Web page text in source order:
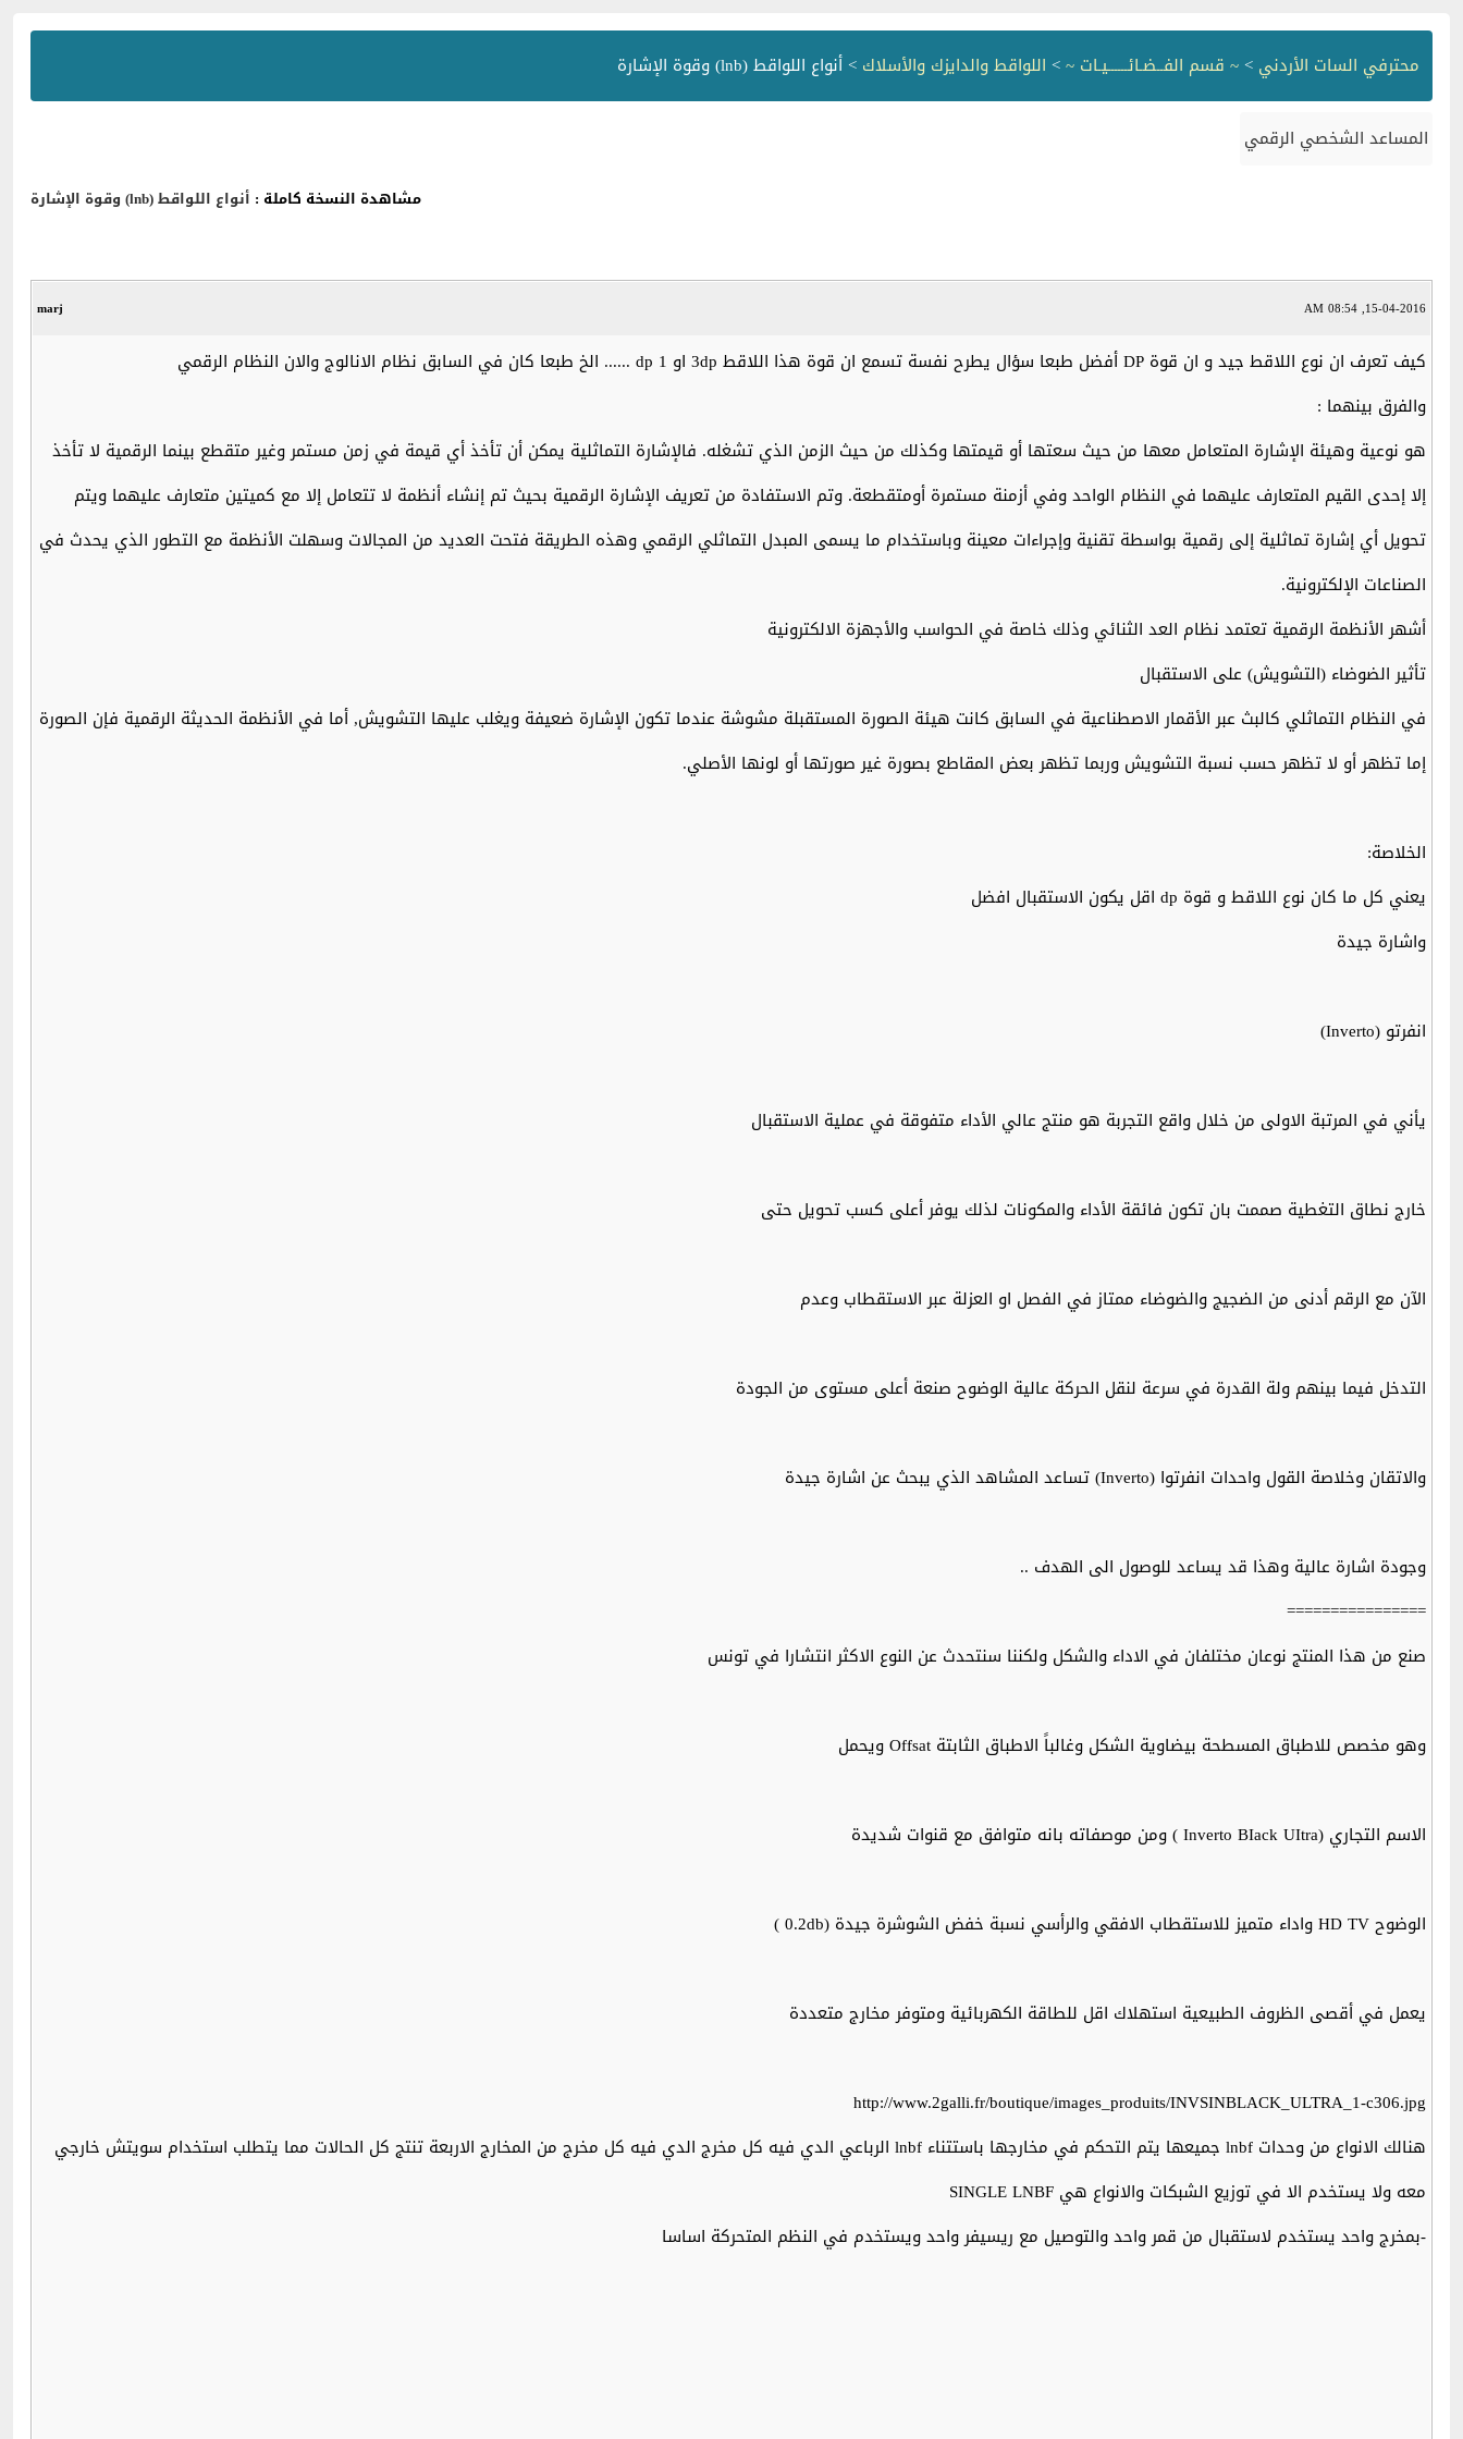
محترفي السات الأردني >~ قسم الفــضـائــــــيـات ~> اللواقط والدايزك والأسلاك > أنواع اللواقط (lnb) وقوة الإشارة
المساعد الشخصي الرقمي
مشاهدة النسخة كاملة : أنواع اللواقط (lnb) وقوة الإشارة
marj 15-04-2016, 08:54 AM
كيف تعرف ان نوع اللاقط جيد و ان قوة DP أفضل طبعا سؤال يطرح نفسة تسمع ان قوة هذا اللاقط 3dp او 1 dp ...... الخ طبعا كان في السابق نظام الانالوج والان النظام الرقمي
والفرق بينهما :
هو نوعية وهيئة الإشارة المتعامل معها من حيث سعتها أو قيمتها وكذلك من حيث الزمن الذي تشغله. فالإشارة التماثلية يمكن أن تأخذ أي قيمة في زمن مستمر وغير متقطع بينما الرقمية لا تأخذ
إلا إحدى القيم المتعارف عليهما في النظام الواحد وفي أزمنة مستمرة أومتقطعة. وتم الاستفادة من تعريف الإشارة الرقمية بحيث تم إنشاء أنظمة لا تتعامل إلا مع كميتين متعارف عليهما ويتم
تحويل أي إشارة تماثلية إلى رقمية بواسطة تقنية وإجراءات معينة وباستخدام ما يسمى المبدل التماثلي الرقمي وهذه الطريقة فتحت العديد من المجالات وسهلت الأنظمة مع التطور الذي يحدث في
الصناعات الإلكترونية.
أشهر الأنظمة الرقمية تعتمد نظام العد الثنائي وذلك خاصة في الحواسب والأجهزة الالكترونية
تأثير الضوضاء (التشويش) على الاستقبال
في النظام التماثلي كالبث عبر الأقمار الاصطناعية في السابق كانت هيئة الصورة المستقبلة مشوشة عندما تكون الإشارة ضعيفة ويغلب عليها التشويش, أما في الأنظمة الحديثة الرقمية فإن الصورة
إما تظهر أو لا تظهر حسب نسبة التشويش وربما تظهر بعض المقاطع بصورة غير صورتها أو لونها الأصلي.
الخلاصة:
يعني كل ما كان نوع اللاقط و قوة dp اقل يكون الاستقبال افضل
واشارة جيدة
انفرتو (Inverto)
يأني في المرتبة الاولى من خلال واقع التجربة هو منتج عالي الأداء متفوقة في عملية الاستقبال
خارج نطاق التغطية صممت بان تكون فائقة الأداء والمكونات لذلك يوفر أعلى كسب تحويل حتى
الآن مع الرقم أدنى من الضجيج والضوضاء ممتاز في الفصل او العزلة عبر الاستقطاب وعدم
التدخل فيما بينهم ولة القدرة في سرعة لنقل الحركة عالية الوضوح صنعة أعلى مستوى من الجودة
والاتقان وخلاصة القول واحدات انفرتوا (Inverto) تساعد المشاهد الذي يبحث عن اشارة جيدة
وجودة اشارة عالية وهذا قد يساعد للوصول الى الهدف ..
================
صنع من هذا المنتج نوعان مختلفان في الاداء والشكل ولكننا سنتحدث عن النوع الاكثر انتشارا في تونس
وهو مخصص للاطباق المسطحة بيضاوية الشكل وغالباً الاطباق الثابتة Offsat ويحمل
الاسم التجاري (Inverto BIack UItra ) ومن موصفاته بانه متوافق مع قنوات شديدة
الوضوح HD TV واداء متميز للاستقطاب الافقي والرأسي نسبة خفض الشوشرة جيدة (0.2db )
يعمل في أقصى الظروف الطبيعية استهلاك اقل للطاقة الكهربائية ومتوفر مخارج متعددة
http://www.2galli.fr/boutique/images_produits/INVSINBLACK_ULTRA_1-c306.jpg
هنالك الانواع من وحدات lnbf جميعها يتم التحكم في مخارجها باستتناء lnbf الرباعي الدي فيه كل مخرج الدي فيه كل مخرج من المخارج الاربعة تنتج كل الحالات مما يتطلب استخدام سويتش خارجي
معه ولا يستخدم الا في توزيع الشبكات والانواع هي SINGLE LNBF
-بمخرج واحد يستخدم لاستقبال من قمر واحد والتوصيل مع ريسيفر واحد ويستخدم في النظم المتحركة اساسا